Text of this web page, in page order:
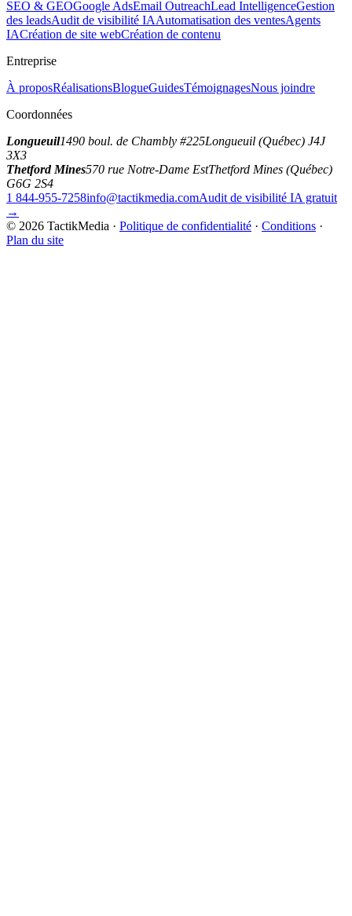
SEO & GEOGoogle AdsEmail OutreachLead IntelligenceGestion
des leadsAudit de visibilité IAAutomatisation des ventesAgents
IACréation de site webCréation de contenu
Entreprise
À proposRéalisationsBlogueGuidesTémoignagesNous joindre
Coordonnées
Longueuil1490 boul. de Chambly #225Longueuil (Québec) J4J
3X3
Thetford Mines570 rue Notre-Dame EstThetford Mines (Québec)
G6G 2S4
1 844-955-7258info@tactikmedia.comAudit de visibilité IA gratuit
→
© 2026 TactikMedia · Politique de confidentialité · Conditions ·
Plan du site